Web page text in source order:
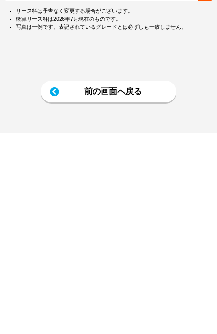
リース料は予告なく変更する場合がございます。
概算リース料は2026年7月現在のものです。
写真は一例です。表記されているグレードとは必ずしも一致しません。
前の画面へ戻る